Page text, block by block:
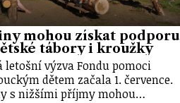
mohou získat podporu
tábory i kroužky
letošní výzva Fondu pomoci
dětem začala 1. července.
s nižšími příjmy mohou…